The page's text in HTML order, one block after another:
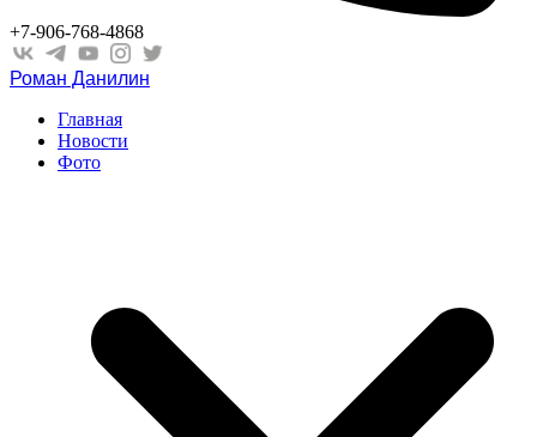
+7-906-768-4868
Роман Данилин
Главная
Новости
Фото